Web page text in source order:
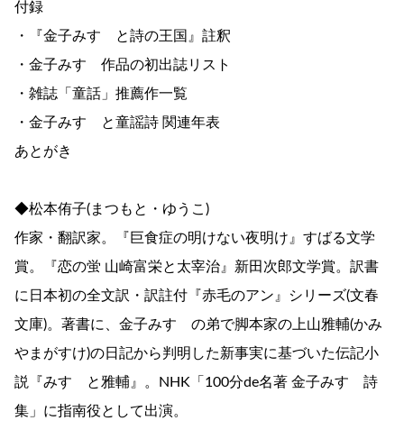
付録
・『金子みすゞと詩の王国』註釈
・金子みすゞ作品の初出誌リスト
・雑誌「童話」推薦作一覧
・金子みすゞと童謡詩 関連年表
あとがき
◆松本侑子(まつもと・ゆうこ)
作家・翻訳家。『巨食症の明けない夜明け』すばる文学
賞。『恋の蛍 山崎富栄と太宰治』新田次郎文学賞。訳書
に日本初の全文訳・訳註付『赤毛のアン』シリーズ(文春
文庫)。著書に、金子みすゞの弟で脚本家の上山雅輔(かみ
やまがすけ)の日記から判明した新事実に基づいた伝記小
説『みすゞと雅輔』。NHK「100分de名著 金子みすゞ詩
集」に指南役として出演。